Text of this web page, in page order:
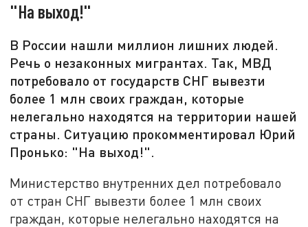
"На выход!"
В России нашли миллион лишних людей.
Речь о незаконных мигрантах. Так, МВД
потребовало от государств СНГ вывезти
более 1 млн своих граждан, которые
нелегально находятся на территории нашей
страны. Ситуацию прокомментировал Юрий
Пронько: "На выход!".
Министерство внутренних дел потребовало
от стран СНГ вывезти более 1 млн своих
граждан, которые нелегально находятся на